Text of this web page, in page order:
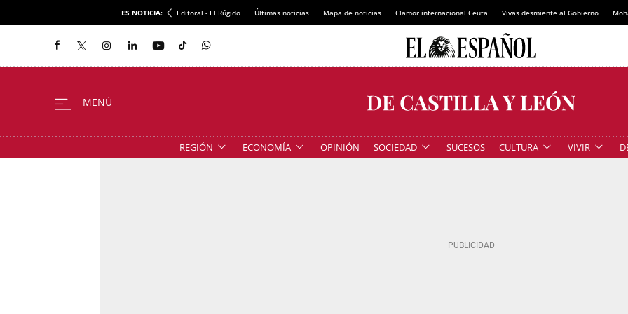
ES NOTICIA: Editoral - El Rúgido Últimas noticias Mapa de noticias Clamor internacional Ceuta Vivas desmiente al Gobierno
REGIÓN ECONOMÍA OPINIÓN SOCIEDAD SUCESOS CULTURA VIVIR